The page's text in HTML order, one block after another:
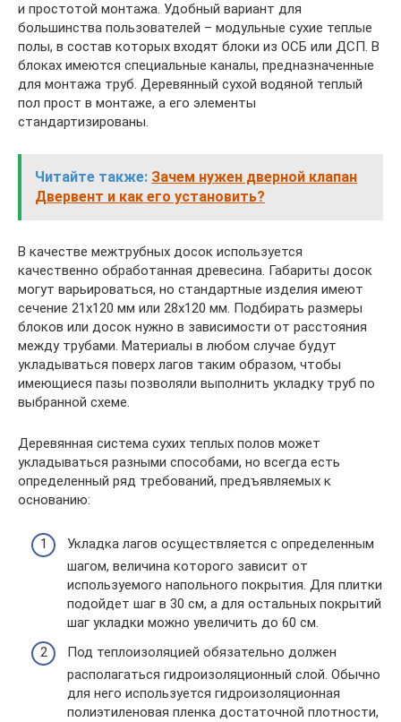
и простотой монтажа. Удобный вариант для
большинства пользователей – модульные сухие теплые
полы, в состав которых входят блоки из ОСБ или ДСП. В
блоках имеются специальные каналы, предназначенные
для монтажа труб. Деревянный сухой водяной теплый
пол прост в монтаже, а его элементы
стандартизированы.
Читайте также: Зачем нужен дверной клапан
Двервент и как его установить?
В качестве межтрубных досок используется
качественно обработанная древесина. Габариты досок
могут варьироваться, но стандартные изделия имеют
сечение 21х120 мм или 28х120 мм. Подбирать размеры
блоков или досок нужно в зависимости от расстояния
между трубами. Материалы в любом случае будут
укладываться поверх лагов таким образом, чтобы
имеющиеся пазы позволяли выполнить укладку труб по
выбранной схеме.
Деревянная система сухих теплых полов может
укладываться разными способами, но всегда есть
определенный ряд требований, предъявляемых к
основанию:
Укладка лагов осуществляется с определенным
шагом, величина которого зависит от
используемого напольного покрытия. Для плитки
подойдет шаг в 30 см, а для остальных покрытий
шаг укладки можно увеличить до 60 см.
Под теплоизоляцией обязательно должен
располагаться гидроизоляционный слой. Обычно
для него используется гидроизоляционная
полиэтиленовая пленка достаточной плотности,